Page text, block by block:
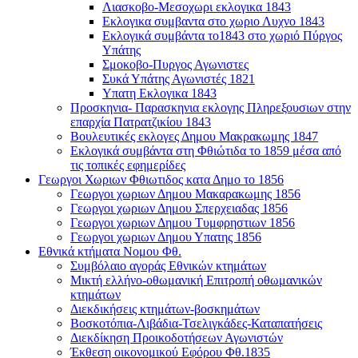
Λιασκοβο-Μεσοχωρι εκλογικα 1843
Εκλογικα συμβαντα στο χωριο Λυχνο 1843
Εκλογικά συμβάντα το1843 στο χωριό Πύργος
Υπάτης
Σμοκοβο-Πυργος Αγωνιστες
Συκά Υπάτης Αγωνιστές 1821
Υπατη Εκλογικα 1843
Προσκηνια- Παρασκηνια εκλογης Πληρεξουσιων στην
επαρχία Πατρατζικίου 1843
Βουλευτικές εκλογες Δημου Μακρακωμης 1847
Εκλογικά συμβάντα στη Φθιώτιδα το 1859 μέσα από
τις τοπικές εφημερίδες
Γεωργοι Χωριων Φθιωτιδος κατα Δημο το 1856
Γεωργοι χωριων Δημου Μακαρακωμης 1856
Γεωργοι χωριων Δημου Σπερχειαδας 1856
Γεωργοι χωριων Δημου Τυμφρηστιων 1856
Γεωργοι χωριων Δημου Υπατης 1856
Εθνικά κτήματα Νομου Φθ.
Συμβόλαιο αγοράς Εθνικών κτημάτων
Μικτή ελλήνο-οθωμανική Επιτροπή οθωμανικών
κτημάτων
Διεκδικήσεις κτημάτων-βοσκημάτων
Βοσκοτόπια-Λιβάδια-Τσελιγκάδες-Καταπατήσεις
Διεκδίκηση Προικοδοτήσεων Αγωνιστών
Έκθεση οικονομικού Εφόρου Φθ.1835